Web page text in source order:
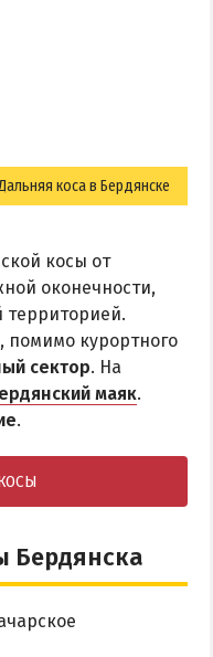
коса в Бердянске
косы от
оконечности,
территорией.
помимо курортного
сектор. На
маяк.
.
Бердянска